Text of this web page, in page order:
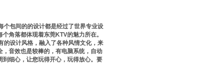
包间的的设计都是经过了世界专业设
角落都体现着东莞KTV的魅力所在。
的设计风格，融入了各种风情文化，来
音效也是较棒的，有电脑系统，自动
细心，让您玩得开心，玩得放心。要